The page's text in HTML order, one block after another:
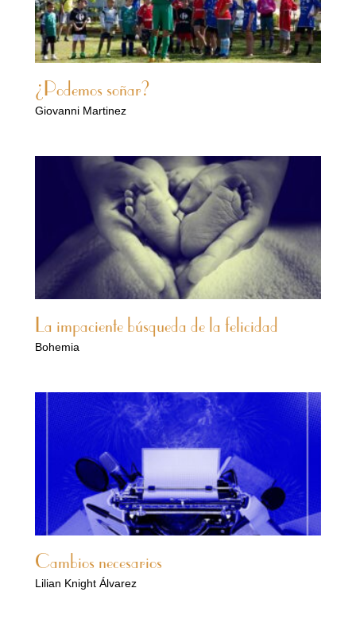
¿Podemos soñar?
Giovanni Martinez
La impaciente búsqueda de la felicidad
Bohemia
Cambios necesarios
Lilian Knight Álvarez